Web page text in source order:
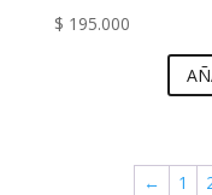
$ 195.000
← 1